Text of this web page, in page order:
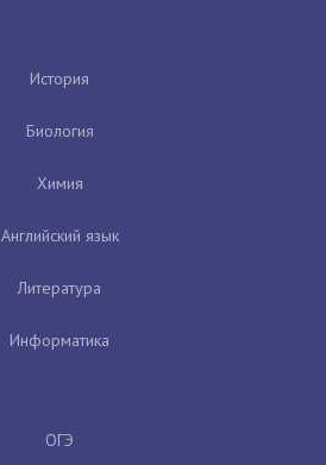
История
Биология
Химия
Английский язык
Литература
Информатика
ОГЭ